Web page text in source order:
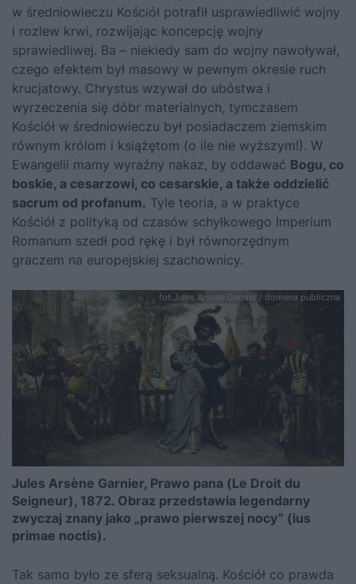
w średniowieczu Kościół potrafił usprawiedliwić wojny
i rozlew krwi, rozwijając koncepcję wojny
sprawiedliwej. Ba – niekiedy sam do wojny nawoływał,
czego efektem był masowy w pewnym okresie ruch
krucjatowy. Chrystus wzywał do ubóstwa i
wyrzeczenia się dóbr materialnych, tymczasem
Kościół w średniowieczu był posiadaczem ziemskim
równym królom i książętom (o ile nie wyższym!). W
Ewangelii mamy wyraźny nakaz, by oddawać Bogu, co
boskie, a cesarzowi, co cesarskie, a także oddzielić
sacrum od profanum. Tyle teoria, a w praktyce
Kościół z polityką od czasów schyłkowego Imperium
Romanum szedł pod rękę i był równorzędnym
graczem na europejskiej szachownicy.
fot.Jules Arsene Garnier / domena publiczna
Jules Arsène Garnier, Prawo pana (Le Droit du
Seigneur), 1872. Obraz przedstawia legendarny
zwyczaj znany jako „prawo pierwszej nocy” (ius
primae noctis).
Tak samo było ze sferą seksualną. Kościół co prawda